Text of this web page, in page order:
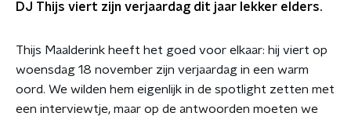
DJ Thijs viert zijn verjaardag dit jaar lekker elders.
Thijs Maalderink heeft het goed voor elkaar: hij viert op
woensdag 18 november zijn verjaardag in een warm
oord. We wilden hem eigenlijk in de spotlight zetten met
een interviewtje, maar op de antwoorden moeten we